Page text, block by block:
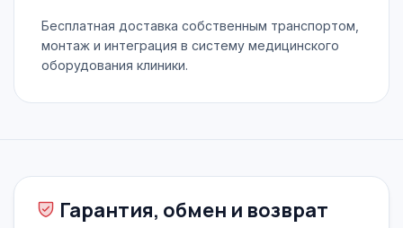
Бесплатная доставка собственным транспортом,
монтаж и интеграция в систему медицинского
оборудования клиники.
Гарантия, обмен и возврат